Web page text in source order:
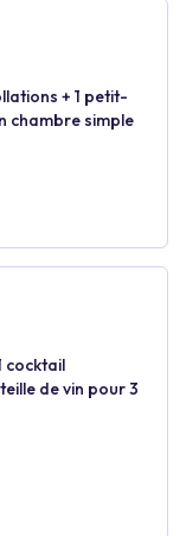
+ 1 petit-
chambre simple
cocktail
de vin pour 3